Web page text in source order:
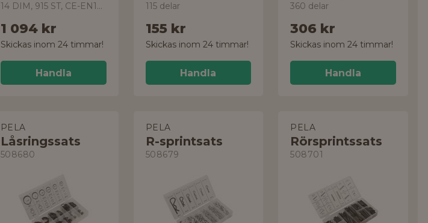
14 DIM, 915 ST, CE-EN14592, UTV-C4
1 094 kr
Skickas inom 24 timmar!
Handla
115 delar
155 kr
Skickas inom 24 timmar!
Handla
360 delar
306 kr
Skickas inom 24 timmar!
Handla
PELA
Låsringssats
508680
PELA
R-sprintsats
508679
PELA
Rörsprintssats
508701